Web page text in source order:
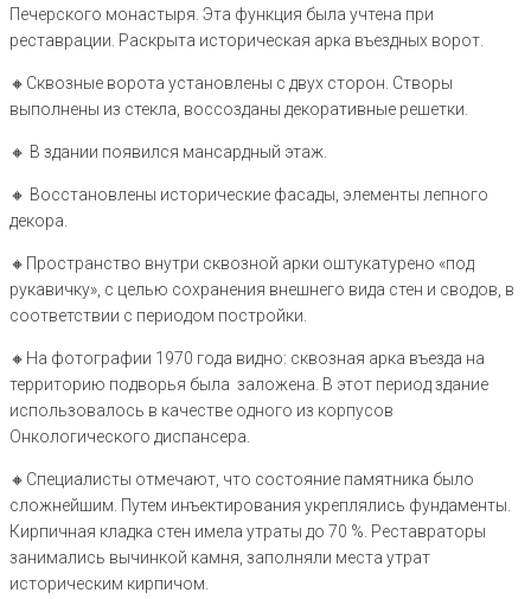
Печерского монастыря. Эта функция была учтена при
реставрации. Раскрыта историческая арка въездных ворот.
🔸️Сквозные ворота установлены с двух сторон. Створы
выполнены из стекла, воссозданы декоративные решетки.
🔸️ В здании появился мансардный этаж.
🔸️ Восстановлены исторические фасады, элементы лепного
декора.
🔸️Пространство внутри сквозной арки оштукатурено «под
рукавичку», с целью сохранения внешнего вида стен и сводов, в
соответствии с периодом постройки.
🔸️На фотографии 1970 года видно: сквозная арка въезда на
территорию подворья была заложена. В этот период здание
использовалось в качестве одного из корпусов
Онкологического диспансера.
🔸️Специалисты отмечают, что состояние памятника было
сложнейшим. Путем инъектирования укреплялись фундаменты.
Кирпичная кладка стен имела утраты до 70 %. Реставраторы
занимались вычинкой камня, заполняли места утрат
историческим кирпичом.